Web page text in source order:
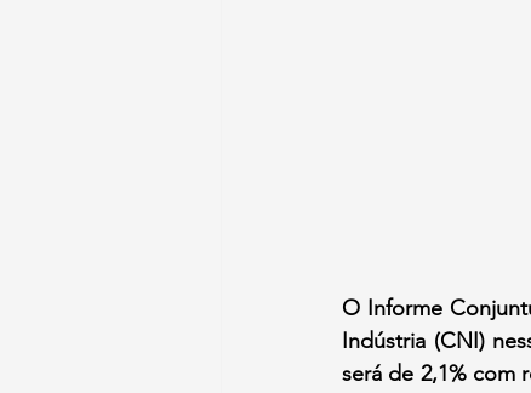
O Informe
Indústria (CNI)
será de 2,1% com